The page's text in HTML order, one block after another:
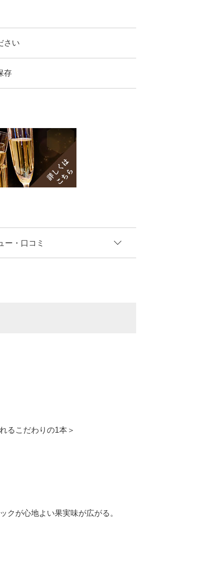
さい
存
ー ・口コミ
るこだわりの1本＞
クが心地よい果実味が広がる。